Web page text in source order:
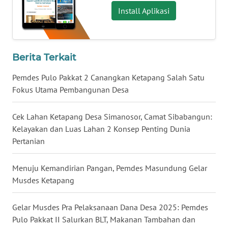
Install Aplikasi
Berita Terkait
Pemdes Pulo Pakkat 2 Canangkan Ketapang Salah Satu
Fokus Utama Pembangunan Desa
Cek Lahan Ketapang Desa Simanosor, Camat Sibabangun:
Kelayakan dan Luas Lahan 2 Konsep Penting Dunia
Pertanian
Menuju Kemandirian Pangan, Pemdes Masundung Gelar
Musdes Ketapang
Gelar Musdes Pra Pelaksanaan Dana Desa 2025: Pemdes
Pulo Pakkat II Salurkan BLT, Makanan Tambahan dan
WN
KALBAR
WN
KALTENG
WN
KALTARA
WN
KALSEL
WN
KALTIM
WN
SULSEL